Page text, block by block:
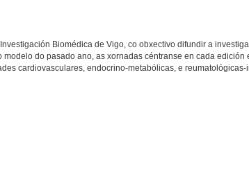
Biomédica de Vigo, co obxectivo difundir a
do pasado ano, as xornadas céntranse en cada edición
cardiovasculares, endocrino-metabólicas, e